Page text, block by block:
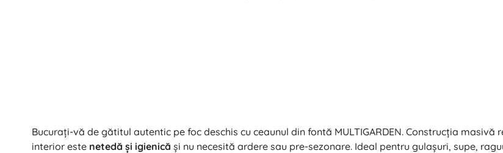
Bucurați-vă de gătitul autentic pe foc deschis cu ceaunul din fontă MULTIGARDEN. Construcția masivă
interior este netedă și igienică și nu necesită ardere sau pre-sezonare. Ideal pentru gulașuri, supe,